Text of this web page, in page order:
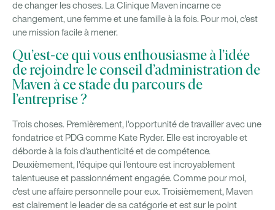
de changer les choses. La Clinique Maven incarne ce
changement, une femme et une famille à la fois. Pour moi, c'est
une mission facile à mener.
Qu’est-ce qui vous enthousiasme à l’idée
de rejoindre le conseil d’administration de
Maven à ce stade du parcours de
l’entreprise ?
Trois choses. Premièrement, l'opportunité de travailler avec une
fondatrice et PDG comme Kate Ryder. Elle est incroyable et
déborde à la fois d'authenticité et de compétence.
Deuxièmement, l'équipe qui l'entoure est incroyablement
talentueuse et passionnément engagée. Comme pour moi,
c'est une affaire personnelle pour eux. Troisièmement, Maven
est clairement le leader de sa catégorie et est sur le point